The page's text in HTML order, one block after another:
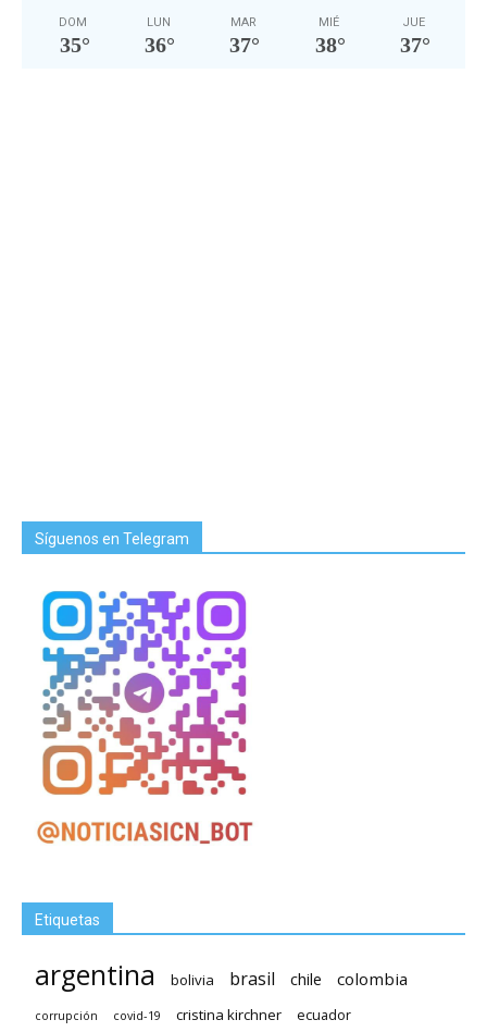
DOM
35°
LUN
36°
MAR
37°
MIÉ
38°
JUE
37°
Síguenos en Telegram
Etiquetas
argentina bolivia brasil chile colombia
corrupción covid-19 cristina kirchner ecuador